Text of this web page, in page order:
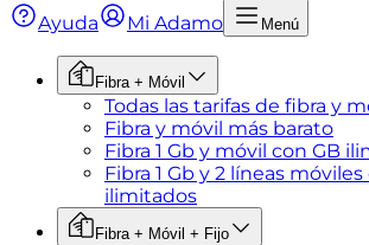
Ayuda Mi Adamo Menú
Fibra + Móvil
Todas las tarifas de fibra y
Fibra y móvil más barato
Fibra 1 Gb y móvil con GB
Fibra 1 Gb y 2 líneas
ilimitados
Fibra + Móvil + Fijo